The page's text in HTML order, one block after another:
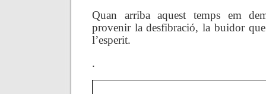
Quan arriba aquest temps em
provenir la desfibració, la buidor
l’esperit.
.